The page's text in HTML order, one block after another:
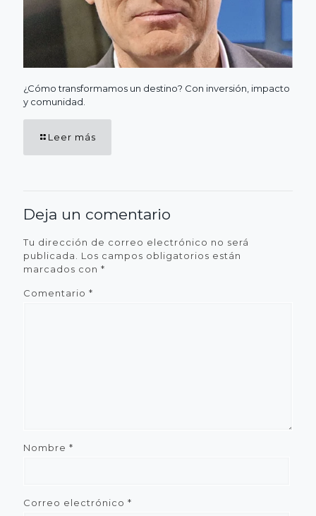
¿Cómo transformamos un destino? Con inversión, impacto
y comunidad.
Leer más
Deja un comentario
Tu dirección de correo electrónico no será
publicada. Los campos obligatorios están
marcados con *
Comentario *
Nombre *
Correo electrónico *